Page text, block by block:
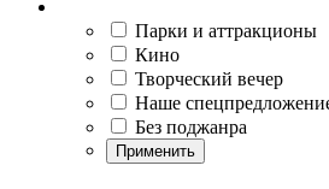
Парки и аттракционы
Кино
Творческий вечер
Наше
Без поджанра
Применить